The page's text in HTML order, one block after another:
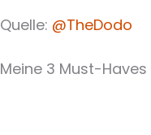
Quelle: @TheDodo
Meine 3 Must-